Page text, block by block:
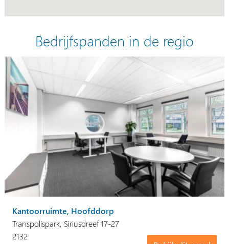
Bedrijfspanden in de regio
Kantoorruimte, Hoofddorp
Transpolispark, Siriusdreef 17-27
2132